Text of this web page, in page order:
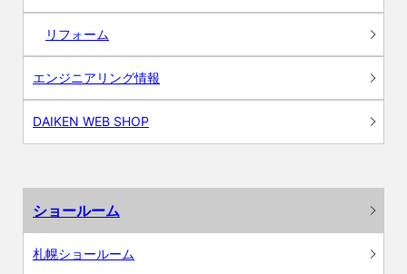
リフォーム
エンジニアリング情報
DAIKEN WEB SHOP
ショールーム
札幌ショールーム